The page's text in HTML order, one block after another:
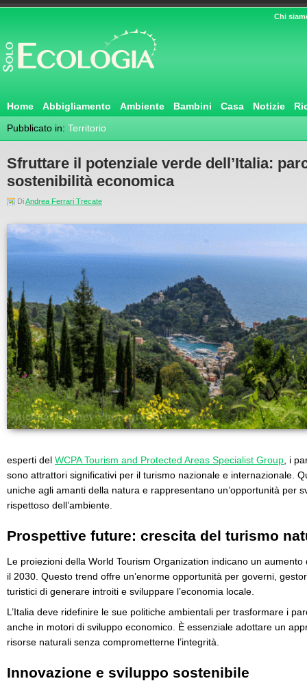
Chi
Home Abbigliamento Ambiente Bambini Casa Notizie
Pubblicato in: Territorio
Sfruttare il potenziale verde dell’Italia:
sostenibilità economica
DiAndrea Ferrari Trecate
esperti del WCPA Tourism and Protected Areas Specialist Group , i
sono attrattori significativi per il turismo nazionale e internazionale.
uniche agli amanti della natura e rappresentano un’opportunità per
rispettoso dell’ambiente.
Prospettive future: crescita del turismo
Le proiezioni della World Tourism Organization indicano un
il 2030. Questo trend offre un’enorme opportunità per governi,
turistici di generare introiti e sviluppare l’economia locale.
L’Italia deve ridefinire le sue politiche ambientali per trasformare i
anche in motori di sviluppo economico. È essenziale adottare un
risorse naturali senza comprometterne l’integrità.
Innovazione e sviluppo sostenibile